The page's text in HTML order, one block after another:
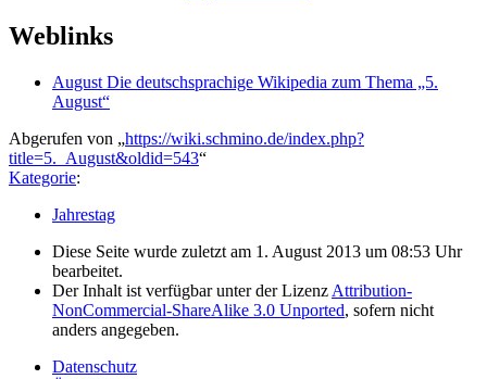
Weblinks
August Die deutschsprachige Wikipedia zum Thema „5.
August“
Abgerufen von „https://wiki.schmino.de/index.php?
title=5._August&oldid=543“
Kategorie:
Jahrestag
Diese Seite wurde zuletzt am 1. August 2013 um 08:53 Uhr
bearbeitet.
Der Inhalt ist verfügbar unter der Lizenz Attribution-
NonCommercial-ShareAlike 3.0 Unported, sofern nicht
anders angegeben.
Datenschutz